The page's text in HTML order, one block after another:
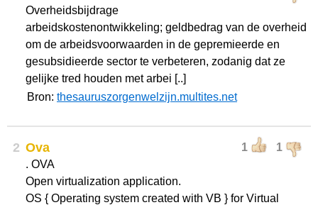
Overheidsbijdrage
arbeidskostenontwikkeling; geldbedrag van de overheid
om de arbeidsvoorwaarden in de gepremieerde en
gesubsidieerde sector te verbeteren, zodanig dat ze
gelijke tred houden met arbei [..]
Bron: thesauruszorgenwelzijn.multites.net
2 1 1
Ova
. OVA
Open virtualization application.
OS { Operating system created with VB } for Virtual